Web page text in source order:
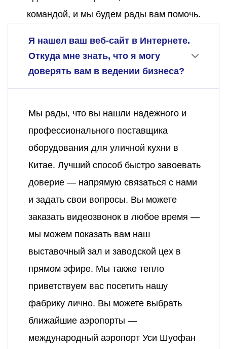
командой, и мы будем рады вам помочь.
Я нашел ваш веб-сайт в Интернете.
Откуда мне знать, что я могу
доверять вам в ведении бизнеса?
Мы рады, что вы нашли надежного и
профессионального поставщика
оборудования для уличной кухни в
Китае. Лучший способ быстро завоевать
доверие — напрямую связаться с нами
и задать свои вопросы. Вы можете
заказать видеозвонок в любое время —
мы можем показать вам наш
выставочный зал и заводской цех в
прямом эфире. Мы также тепло
приветствуем вас посетить нашу
фабрику лично. Вы можете выбрать
ближайшие аэропорты —
международный аэропорт Уси Шуофан